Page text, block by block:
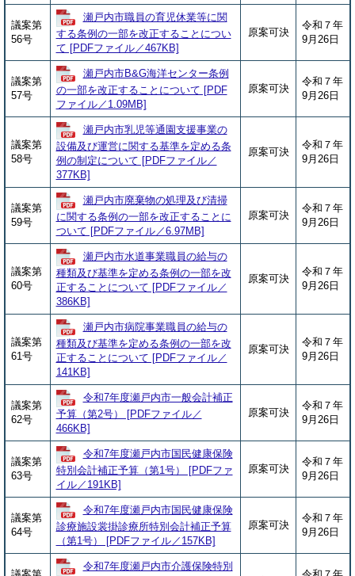
議案第
56号
瀬戸内市職員の育児休業等に関
する条例の一部を改正することについ
て [PDFファイル／467KB]
原案可決
令和７年
9月26日
議案第
57号
瀬戸内市B&G海洋センター条例
の一部を改正することについて [PDF
ファイル／1.09MB]
原案可決
令和７年
9月26日
議案第
58号
瀬戸内市乳児等通園支援事業の
設備及び運営に関する基準を定める条
例の制定について [PDFファイル／
377KB]
原案可決
令和７年
9月26日
議案第
59号
瀬戸内市廃棄物の処理及び清掃
に関する条例の一部を改正することに
ついて [PDFファイル／6.97MB]
原案可決
令和７年
9月26日
議案第
60号
瀬戸内市水道事業職員の給与の
種類及び基準を定める条例の一部を改
正することについて [PDFファイル／
386KB]
原案可決
令和７年
9月26日
議案第
61号
瀬戸内市病院事業職員の給与の
種類及び基準を定める条例の一部を改
正することについて [PDFファイル／
141KB]
原案可決
令和７年
9月26日
議案第
62号
令和7年度瀬戸内市一般会計補正
予算（第2号） [PDFファイル／
466KB]
原案可決
令和７年
9月26日
議案第
63号
令和7年度瀬戸内市国民健康保険
特別会計補正予算（第1号） [PDFファ
イル／191KB]
原案可決
令和７年
9月26日
議案第
64号
令和7年度瀬戸内市国民健康保険
診療施設裳掛診療所特別会計補正予算
（第1号） [PDFファイル／157KB]
原案可決
令和７年
9月26日
令和7年度瀬戸内市介護保険特別